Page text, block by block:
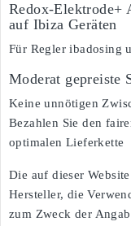
Redox-Elektrode+
auf Ibiza Geräten
Für Regler ibadosing
Moderat gepreiste
Keine unnötigen
Bezahlen Sie den
optimalen Lieferkette
Die auf dieser
Hersteller, die
zum Zweck der